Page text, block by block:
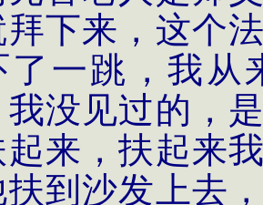
拜下来，这个
了一跳，我从
我没见过的，
来，扶起来
到沙发上去